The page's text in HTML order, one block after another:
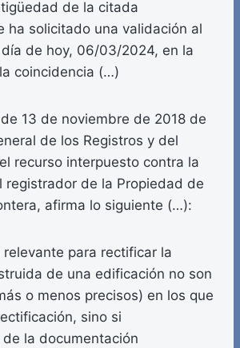
de la citada
ha solicitado una validación al
de hoy, 06/03/2024, en la
coincidencia (…)
13 de noviembre de 2018 de
de los Registros y del
recurso interpuesto contra la
registrador de la Propiedad de
afirma lo siguiente (…):
relevante para rectificar la
de una edificación no son
o menos precisos) en los que
sino si
la documentación